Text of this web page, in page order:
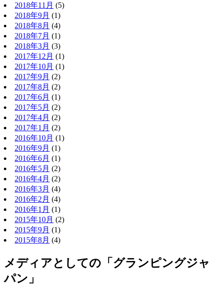
2018年11月 (5)
2018年9月 (1)
2018年8月 (4)
2018年7月 (1)
2018年3月 (3)
2017年12月 (1)
2017年10月 (1)
2017年9月 (2)
2017年8月 (2)
2017年6月 (1)
2017年5月 (2)
2017年4月 (2)
2017年1月 (2)
2016年10月 (1)
2016年9月 (1)
2016年6月 (1)
2016年5月 (2)
2016年4月 (2)
2016年3月 (4)
2016年2月 (4)
2016年1月 (1)
2015年10月 (2)
2015年9月 (1)
2015年8月 (4)
メディアとしての「グランピングジャ
パン」